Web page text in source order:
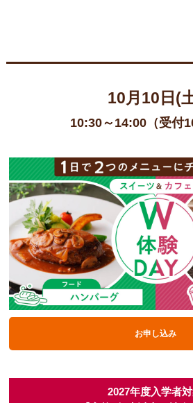
10月10日(
10:30～14:00（受付
お申し込み
2027年度入学者